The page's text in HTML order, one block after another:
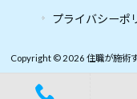
プライバシーポ
Copyright © 2026 住職が施術